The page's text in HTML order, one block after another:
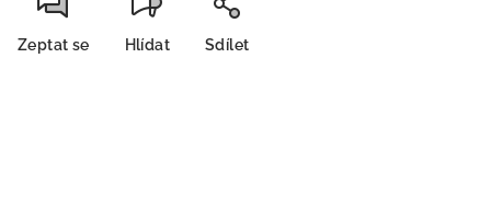
Zeptat se Hlídat Sdílet